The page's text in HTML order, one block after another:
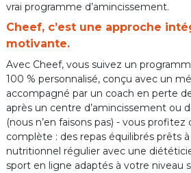
vrai programme d’amincissement.
Cheef, c’est une approche
motivante.
Avec Cheef, vous suivez un
100 % personnalisé, conçu avec un
accompagné par un coach en perte
après un centre d’amincissement ou
(nous n’en faisons pas) - vous profitez
complète : des repas équilibrés prêts
nutritionnel régulier avec une
sport en ligne adaptés à votre niveau